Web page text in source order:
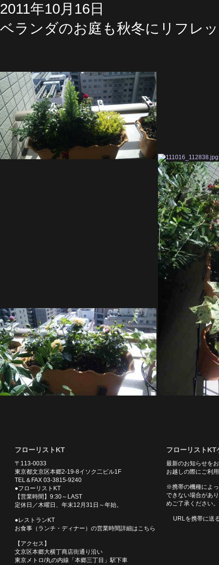
2011年10月16日
ベランダのお庭も秋冬にリフレ
フローリストKT
〒113-0033
東京都文京区本郷2-19-8イソク二ビル1F
TEL＆FAX 03-3815-9240
●フローリストKT
【営業時間】9:30～LAST
定休日／木曜日、年末12月31日～年始。
●レストランKT
お食事（ランチ・ディナー）の営業時間詳細はこちら
【アクセス】
文京区本郷大横丁商店街通り沿い
東京メトロ/丸の内線「本郷三丁目」駅下車
フローリストKT
最新のお知らせを
お越しの際にご利
※携帯の機種によ
できない場合があ
めご了承ください。
URLを携帯に送